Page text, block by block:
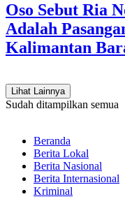
Oso Sebut Ria
Adalah
Kalimantan
Lihat Lainnya
Sudah ditampilkan semua
Beranda
Berita Lokal
Berita Nasional
Berita Internasional
Kriminal